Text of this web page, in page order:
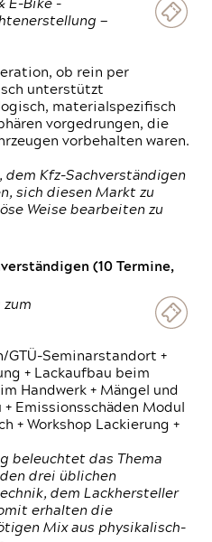
E-Bike -
—
ob rein per
unterstützt
materialspezifisch
vorgedrungen, die
vorbehalten waren.
dem Kfz-Sachverständigen
sich diesen Markt zu
Weise bearbeiten zu
(10 Termine,
zum
GTÜ-Seminarstandort +
+ Lackaufbau beim
Handwerk + Mängel und
Emissionsschäden Modul
+ Workshop Lackierung +
beleuchtet das Thema
drei üblichen
dem Lackhersteller
erhalten die
Mix aus physikalisch-